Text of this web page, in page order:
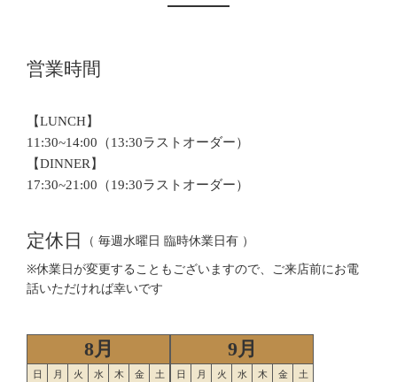
営業時間
【LUNCH】
11:30~14:00（13:30ラストオーダー）
【DINNER】
17:30~21:00（19:30ラストオーダー）
定休日 （ 毎週水曜日 臨時休業日有 ）
※休業日が変更することもございますので、ご来店前にお電
話いただければ幸いです
8月
日 月 火 水 木 金 土
9月
日 月 火 水 木 金 土